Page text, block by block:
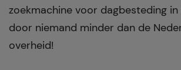
zoekmachine voor dagbesteding in
door niemand minder dan de
overheid!